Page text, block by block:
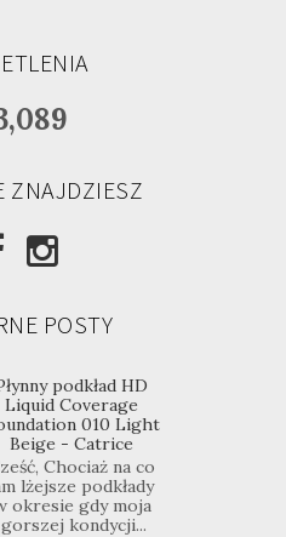
ZNAJDZIESZ
POSTY
podkład HD
Liquid Coverage
010 Light
Beige - Catrice
Chociaż na co
lżejsze podkłady
okresie gdy moja
kondycji...